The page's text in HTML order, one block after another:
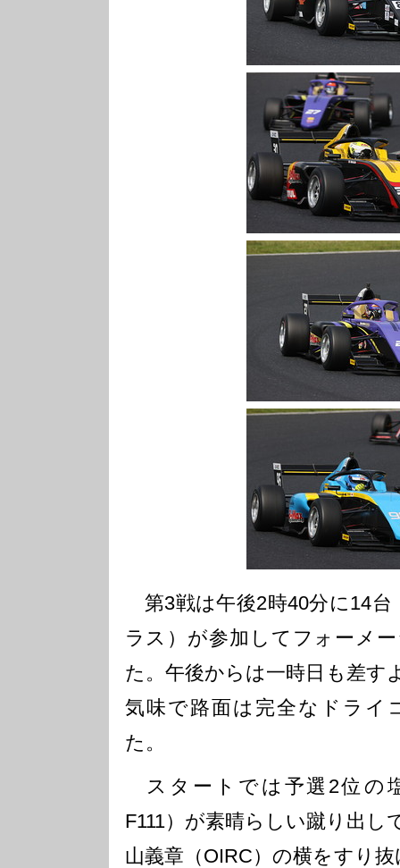
第3戦は午後2時40分に14台
ラス）が参加してフォーメ
た。午後からは一時日も差す
気味で路面は完全なドライ
た。
スタートでは予選2位の
F111）が素晴らしい蹴り出し
山義章（OIRC）の横をすり